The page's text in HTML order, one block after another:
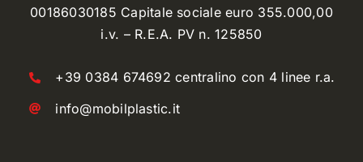
00186030185 Capitale sociale euro 355.000,00
i.v. – R.E.A. PV n. 125850
+39 0384 674692 centralino con 4 linee r.a.
info@mobilplastic.it